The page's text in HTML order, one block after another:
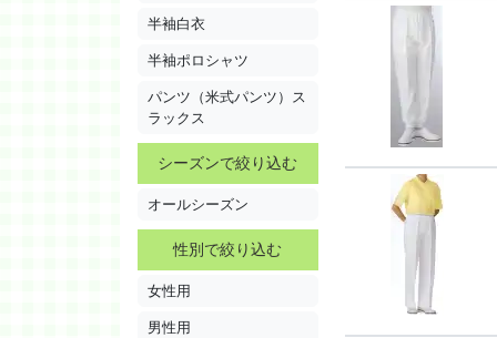
半袖白衣
半袖ポロシャツ
パンツ（米式パンツ）ス
ラックス
シーズンで絞り込む
オールシーズン
性別で絞り込む
女性用
男性用